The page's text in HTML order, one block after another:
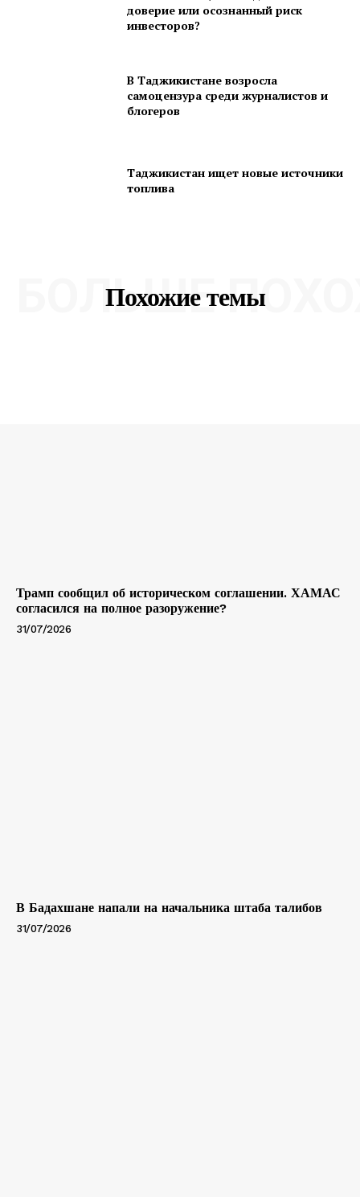
доверие или осознанный риск
инвесторов?
В Таджикистане возросла
самоцензура среди журналистов и
блогеров
Таджикистан ищет новые источники
топлива
Похожие темы
БОЛЬШЕ
Трамп сообщил об историческом соглашении. ХАМАС
согласился на полное разоружение?
31/07/2026
В Бадахшане напали на начальника штаба талибов
31/07/2026